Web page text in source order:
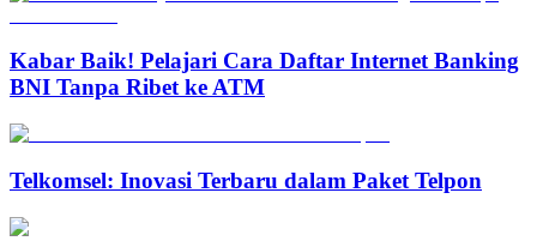
Kabar Baik! Pelajari Cara Daftar Internet Banking
BNI Tanpa Ribet ke ATM
Telkomsel: Inovasi Terbaru dalam Paket Telpon